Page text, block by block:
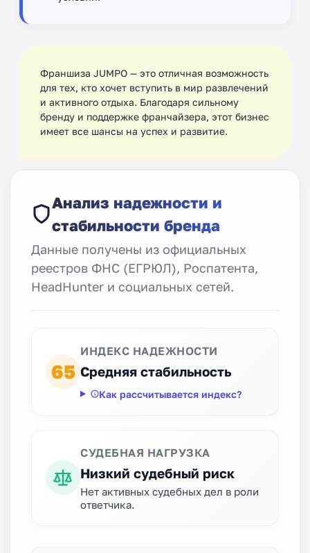
Франшиза JUMPO — это отличная возможность
для тех, кто хочет вступить в мир развлечений
и активного отдыха. Благодаря сильному
бренду и поддержке франчайзера, этот бизнес
имеет все шансы на успех и развитие.
Анализ надежности и
стабильности бренда
Данные получены из официальных
реестров ФНС (ЕГРЮЛ), Роспатента,
HeadHunter и социальных сетей.
65
ИНДЕКС НАДЕЖНОСТИ
Средняя стабильность
Как рассчитывается индекс?
СУДЕБНАЯ НАГРУЗКА
Низкий судебный риск
Нет активных судебных дел в роли
ответчика.